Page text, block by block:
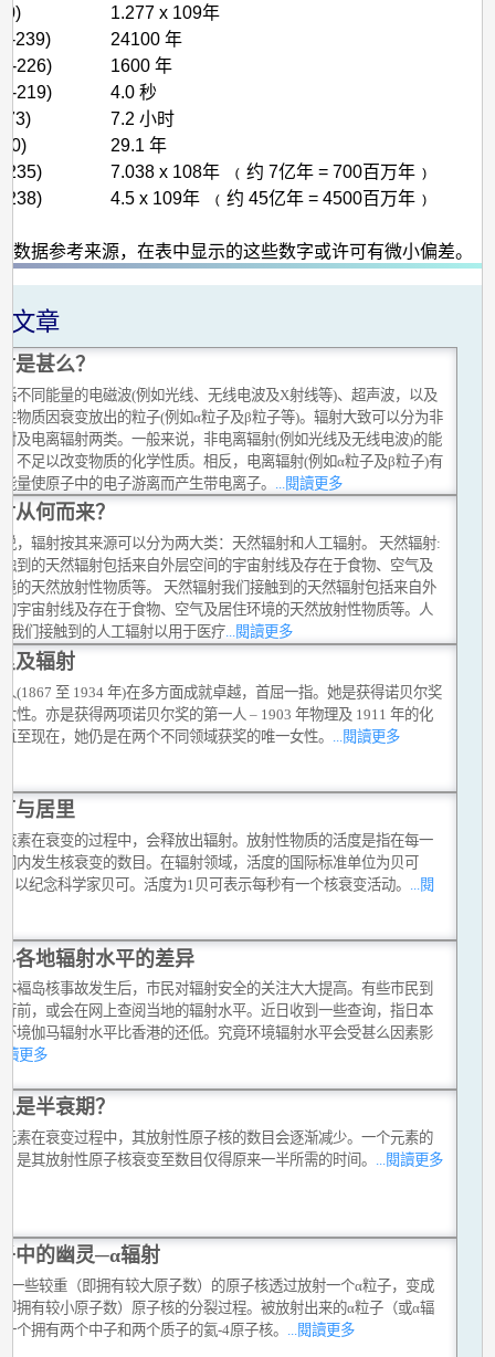
1.277 x 109年
239)
24100 年
226)
1600 年
219)
4.0 秒
73)
7.2 小时
29.1 年
235)
7.038 x 108年 ﹙约 7亿年 = 700百万年﹚
238)
4.5 x 109年 ﹙约 45亿年 = 4500百万年﹚
数据参考来源，在表中显示的这些数字或许可有微小偏差。
文章
是甚么？
不同能量的电磁波(例如光线、无线电波及X射线等)、超声波，以及
物质因衰变放出的粒子(例如α粒子及β粒子等)。辐射大致可以分为非
及电离辐射两类。一般来说，非电离辐射(例如光线及无线电波)的能
不足以改变物质的化学性质。相反，电离辐射(例如α粒子及β粒子)有
量使原子中的电子游离而产生带电离子。
...閱讀更多
从何而来？
，辐射按其来源可以分为两大类：天然辐射和人工辐射。 天然辐射:
到的天然辐射包括来自外层空间的宇宙射线及存在于食物、空气及
的天然放射性物质等。 天然辐射我们接触到的天然辐射包括来自外
宇宙射线及存在于食物、空气及居住环境的天然放射性物质等。人
我们接触到的人工辐射以用于医疗...閱讀更多
及辐射
(1867 至 1934 年)在多方面成就卓越，首屈一指。她是获得诺贝尔奖
性。亦是获得两项诺贝尔奖的第一人 – 1903 年物理及 1911 年的化
至现在，她仍是在两个不同领域获奖的唯一女性。
...閱讀更多
与居里
素在衰变的过程中，会释放出辐射。放射性物质的活度是指在每一
内发生核衰变的数目。在辐射领域，活度的国际标准单位为贝可
以纪念科学家贝可。活度为1贝可表示每秒有一个核衰变活动。 ...閱
各地辐射水平的差异
褔岛核事故发生后，巿民对辐射安全的关注大大提高。有些巿民到
前，或会在网上查阅当地的辐射水平。近日收到一些查询，指日本
境伽马辐射水平比香港的还低。究竟环境辐射水平会受甚么因素影
讀更多
是半衰期？
素在衰变过程中，其放射性原子核的数目会逐渐减少。一个元素的
是其放射性原子核衰变至数目仅得原来一半所需的时间。
...閱讀更多
中的幽灵─α辐射
一些较重（即拥有较大原子数）的原子核透过放射一个α粒子，变成
拥有较小原子数）原子核的分裂过程。被放射出来的α粒子（或α辐
个拥有两个中子和两个质子的氦-4原子核。 ...閱讀更多